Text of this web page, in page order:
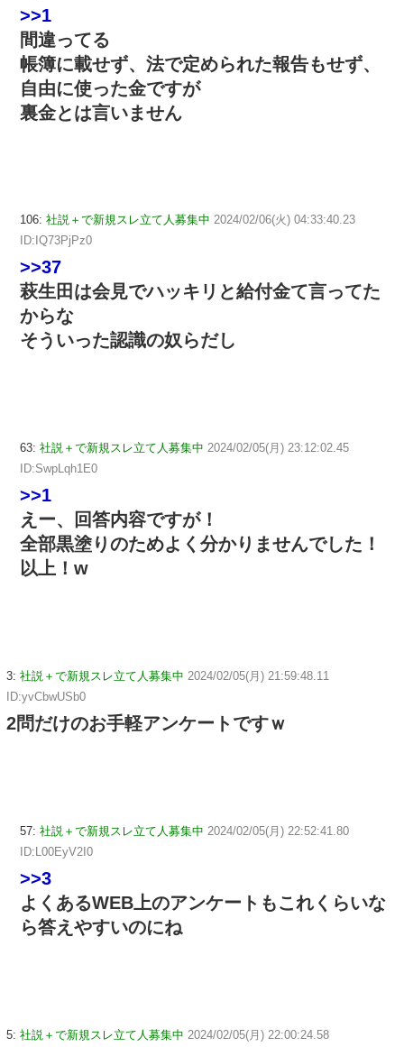
>>1
間違ってる
帳簿に載せず、法で定められた報告もせず、
自由に使った金ですが
裏金とは言いません
106: 社説＋で新規スレ立て人募集中 2024/02/06(火) 04:33:40.23
ID:IQ73PjPz0
>>37
萩生田は会見でハッキリと給付金て言ってた
からな
そういった認識の奴らだし
63: 社説＋で新規スレ立て人募集中 2024/02/05(月) 23:12:02.45
ID:SwpLqh1E0
>>1
えー、回答内容ですが！
全部黒塗りのためよく分かりませんでした！
以上！w
3: 社説＋で新規スレ立て人募集中 2024/02/05(月) 21:59:48.11
ID:yvCbwUSb0
2問だけのお手軽アンケートですｗ
57: 社説＋で新規スレ立て人募集中 2024/02/05(月) 22:52:41.80
ID:L00EyV2I0
>>3
よくあるWEB上のアンケートもこれくらいな
ら答えやすいのにね
5: 社説＋で新規スレ立て人募集中 2024/02/05(月) 22:00:24.58